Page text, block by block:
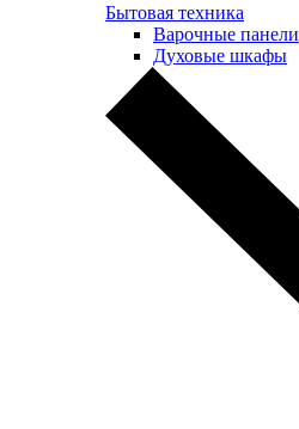
Бытовая техника
Варочные панели
Духовые шкафы